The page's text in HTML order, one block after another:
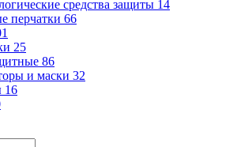
средства защиты 14
перчатки 66
25
86
и маски 32
16